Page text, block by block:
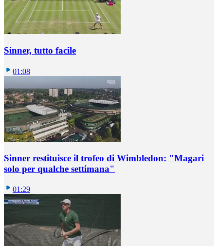
Sinner, tutto facile
01:08
Sinner restituisce il trofeo di Wimbledon: "Magari
solo per qualche settimana"
01:29